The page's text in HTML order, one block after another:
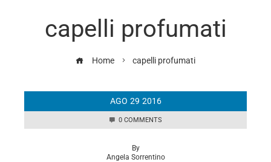
capelli profumati
Home capelli profumati
AGO 29 2016
0 COMMENTS
By
Angela Sorrentino